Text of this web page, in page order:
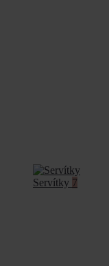
Servítky 7